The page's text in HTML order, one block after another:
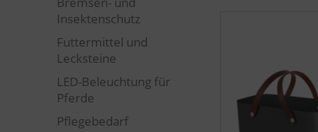
Insektenschutz
Futtermittel und
Lecksteine
LED-Beleuchtung für
Pferde
Pflegebedarf